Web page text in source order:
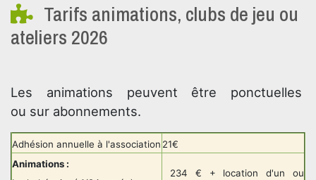
Tarifs animations, clubs de jeu ou
ateliers 2026
Les animations peuvent être ponctuelles
ou sur abonnements.
Adhésion annuelle à l'association 21€
Animations :
234 € + location d'un ou